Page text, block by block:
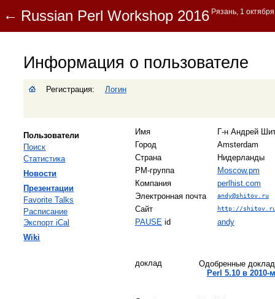
Информация о пользователе
Регистрация: Логин
Пользователи
Поиск
Статистика
Новости
Презентации
Favorite Talks
Расписание
Экспорт iCal
Wiki
Имя
Г-н Андрей
Город
Amsterdam
Страна
Нидерланды
PM-группа
Moscow.pm
Компания
perlhist.com
Электронная почта
andy@shitov.ru
Сайт http://
PAUSEid andy
доклад
Одобренные
‎Perl 5.10 в 2010-м‎